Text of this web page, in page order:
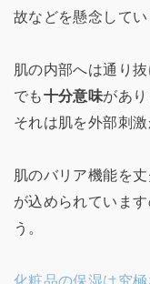
故などを懸念してい
肌の内部へは通り
でも十分意味があり
それは肌を外部刺激
肌のバリア機能を
が込められていま
う。
化粧品の保湿は究